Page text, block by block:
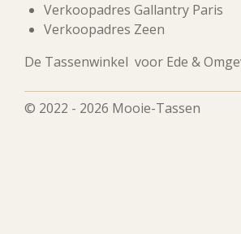
Verkoopadres Gallantry Paris
Verkoopadres Zeen
De Tassenwinkel voor Ede &
© 2022 - 2026 Mooie-Tassen